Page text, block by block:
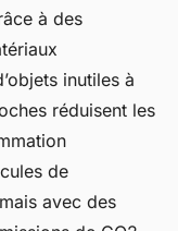
à des
inutiles à
réduisent les
de
avec des